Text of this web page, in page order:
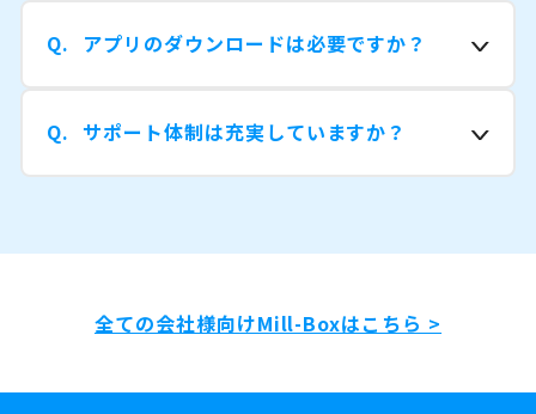
アプリのダウンロードは必要ですか？
サポート体制は充実していますか？
全ての会社様向けMill-Boxはこちら >